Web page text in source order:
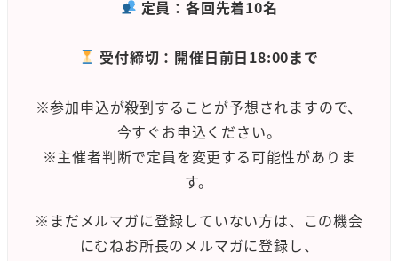
定員：各回先着10名
受付締切：開催日前日18:00まで
※参加申込が殺到することが予想されますので、
今すぐお申込ください。
※主催者判断で定員を変更する可能性がありま
す。
※まだメルマガに登録していない方は、この機会
にむねお所長のメルマガに登録し、